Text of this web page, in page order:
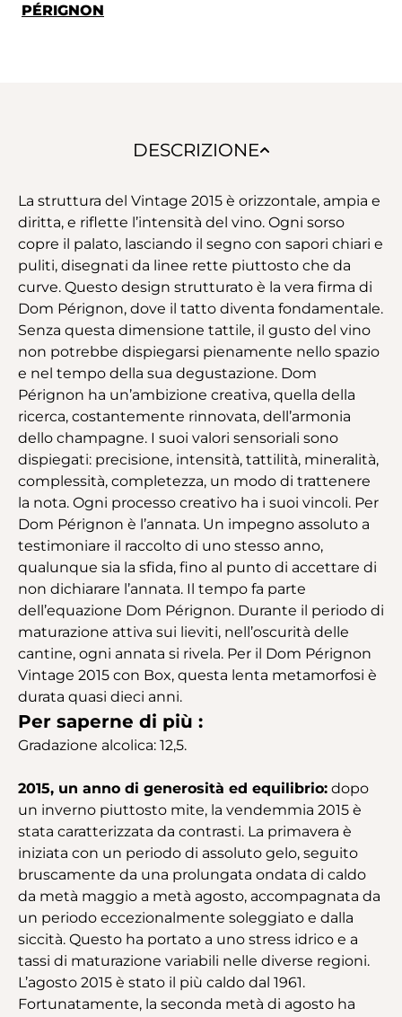
PÉRIGNON
DESCRIZIONE
La struttura del Vintage 2015 è orizzontale, ampia e
diritta, e riflette l’intensità del vino. Ogni sorso
copre il palato, lasciando il segno con sapori chiari e
puliti, disegnati da linee rette piuttosto che da
curve. Questo design strutturato è la vera firma di
Dom Pérignon, dove il tatto diventa fondamentale.
Senza questa dimensione tattile, il gusto del vino
non potrebbe dispiegarsi pienamente nello spazio
e nel tempo della sua degustazione. Dom
Pérignon ha un’ambizione creativa, quella della
ricerca, costantemente rinnovata, dell’armonia
dello champagne. I suoi valori sensoriali sono
dispiegati: precisione, intensità, tattilità, mineralità,
complessità, completezza, un modo di trattenere
la nota. Ogni processo creativo ha i suoi vincoli. Per
Dom Pérignon è l’annata. Un impegno assoluto a
testimoniare il raccolto di uno stesso anno,
qualunque sia la sfida, fino al punto di accettare di
non dichiarare l’annata. Il tempo fa parte
dell’equazione Dom Pérignon. Durante il periodo di
maturazione attiva sui lieviti, nell’oscurità delle
cantine, ogni annata si rivela. Per il Dom Pérignon
Vintage 2015 con Box, questa lenta metamorfosi è
durata quasi dieci anni.
Per saperne di più :
Gradazione alcolica: 12,5.
2015, un anno di generosità ed equilibrio: dopo
un inverno piuttosto mite, la vendemmia 2015 è
stata caratterizzata da contrasti. La primavera è
iniziata con un periodo di assoluto gelo, seguito
bruscamente da una prolungata ondata di caldo
da metà maggio a metà agosto, accompagnata da
un periodo eccezionalmente soleggiato e dalla
siccità. Questo ha portato a uno stress idrico e a
tassi di maturazione variabili nelle diverse regioni.
L’agosto 2015 è stato il più caldo dal 1961.
Fortunatamente, la seconda metà di agosto ha